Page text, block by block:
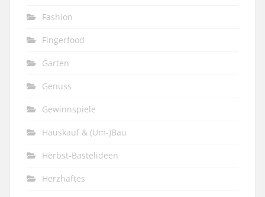
Fashion
Fingerfood
Garten
Genuss
Gewinnspiele
Hauskauf & (Um-)Bau
Herbst-Bastelideen
Herzhaftes